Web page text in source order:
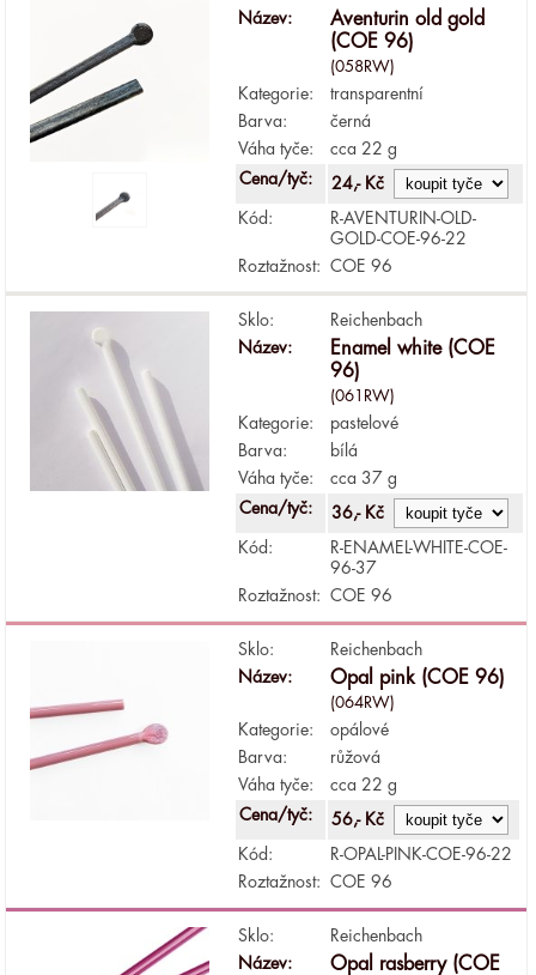
Název:
Aventurin old gold
(COE 96)
(058RW)
Kategorie:
transparentní
Barva:
černá
Váha tyče:
cca 22 g
Cena/tyč:
24,- Kč
Kód:
R-AVENTURIN-OLD-
GOLD-COE-96-22
Roztažnost:
COE 96
Sklo:
Reichenbach
Název:
Enamel white (COE
96)
(061RW)
Kategorie:
pastelové
Barva:
bílá
Váha tyče:
cca 37 g
Cena/tyč:
36,- Kč
Kód:
R-ENAMEL-WHITE-COE-
96-37
Roztažnost:
COE 96
Sklo:
Reichenbach
Název:
Opal pink (COE 96)
(064RW)
Kategorie:
opálové
Barva:
růžová
Váha tyče:
cca 22 g
Cena/tyč:
56,- Kč
Kód:
R-OPAL-PINK-COE-96-22
Roztažnost:
COE 96
Sklo:
Reichenbach
Název:
Opal rasberry (COE